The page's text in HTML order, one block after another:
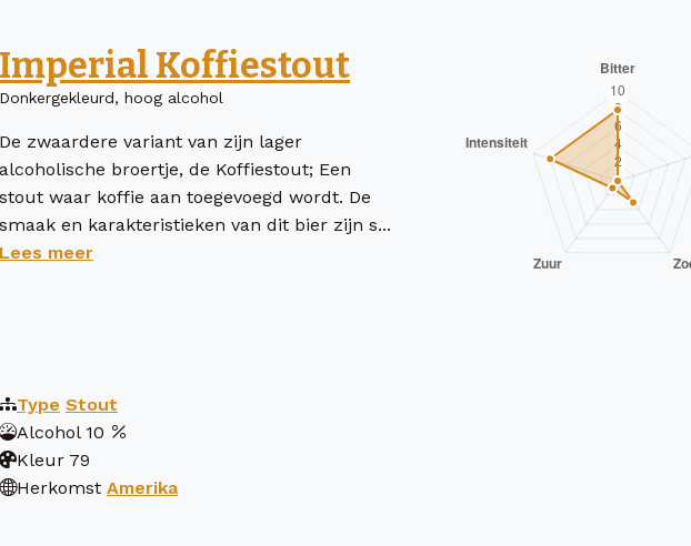
Imperial Koffiestout
Donkergekleurd, hoog alcohol
De zwaardere variant van zijn lager
alcoholische broertje, de Koffiestout; Een
stout waar koffie aan toegevoegd wordt. De
smaak en karakteristieken van dit bier zijn s...
Lees meer
Type Stout
Alcohol 10
Kleur 79
Herkomst Amerika